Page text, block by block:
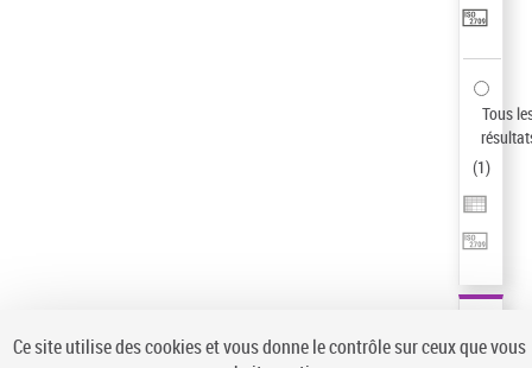
Tous
(1)
Ce site utilise des cookies et vous donne le contrôle sur ceux que vous